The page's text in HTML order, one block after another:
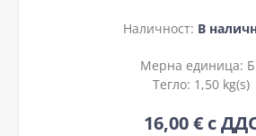
Наличност: В
Мерна единица:
Тегло: 1,50 kg(s)
16,00 € с